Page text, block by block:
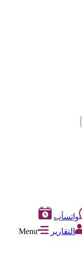
واتسآب
التقارير
Menu